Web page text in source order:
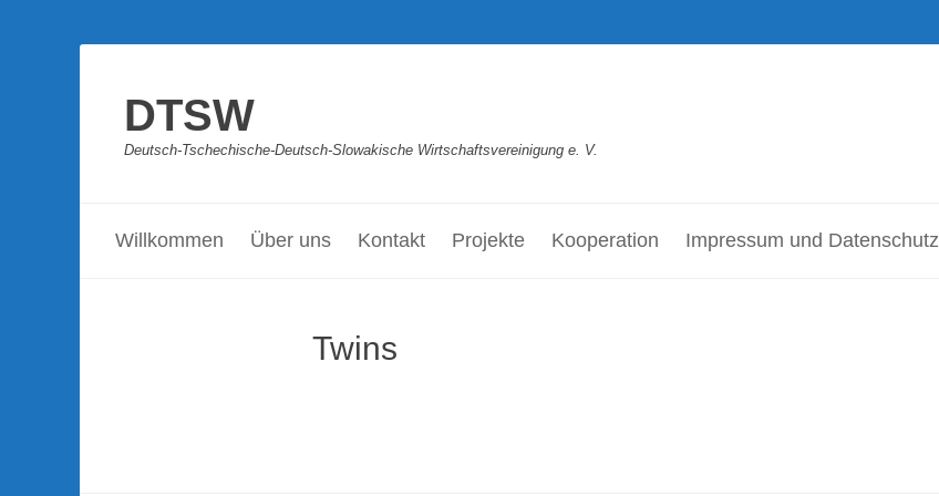
DTSW
Deutsch-Tschechische-Deutsch-Slowakische Wirtschaftsvereinigung e. V.
Inhalt
Willkommen Über uns Kontakt Projekte Kooperation Impressum und Datenschutz
Twins